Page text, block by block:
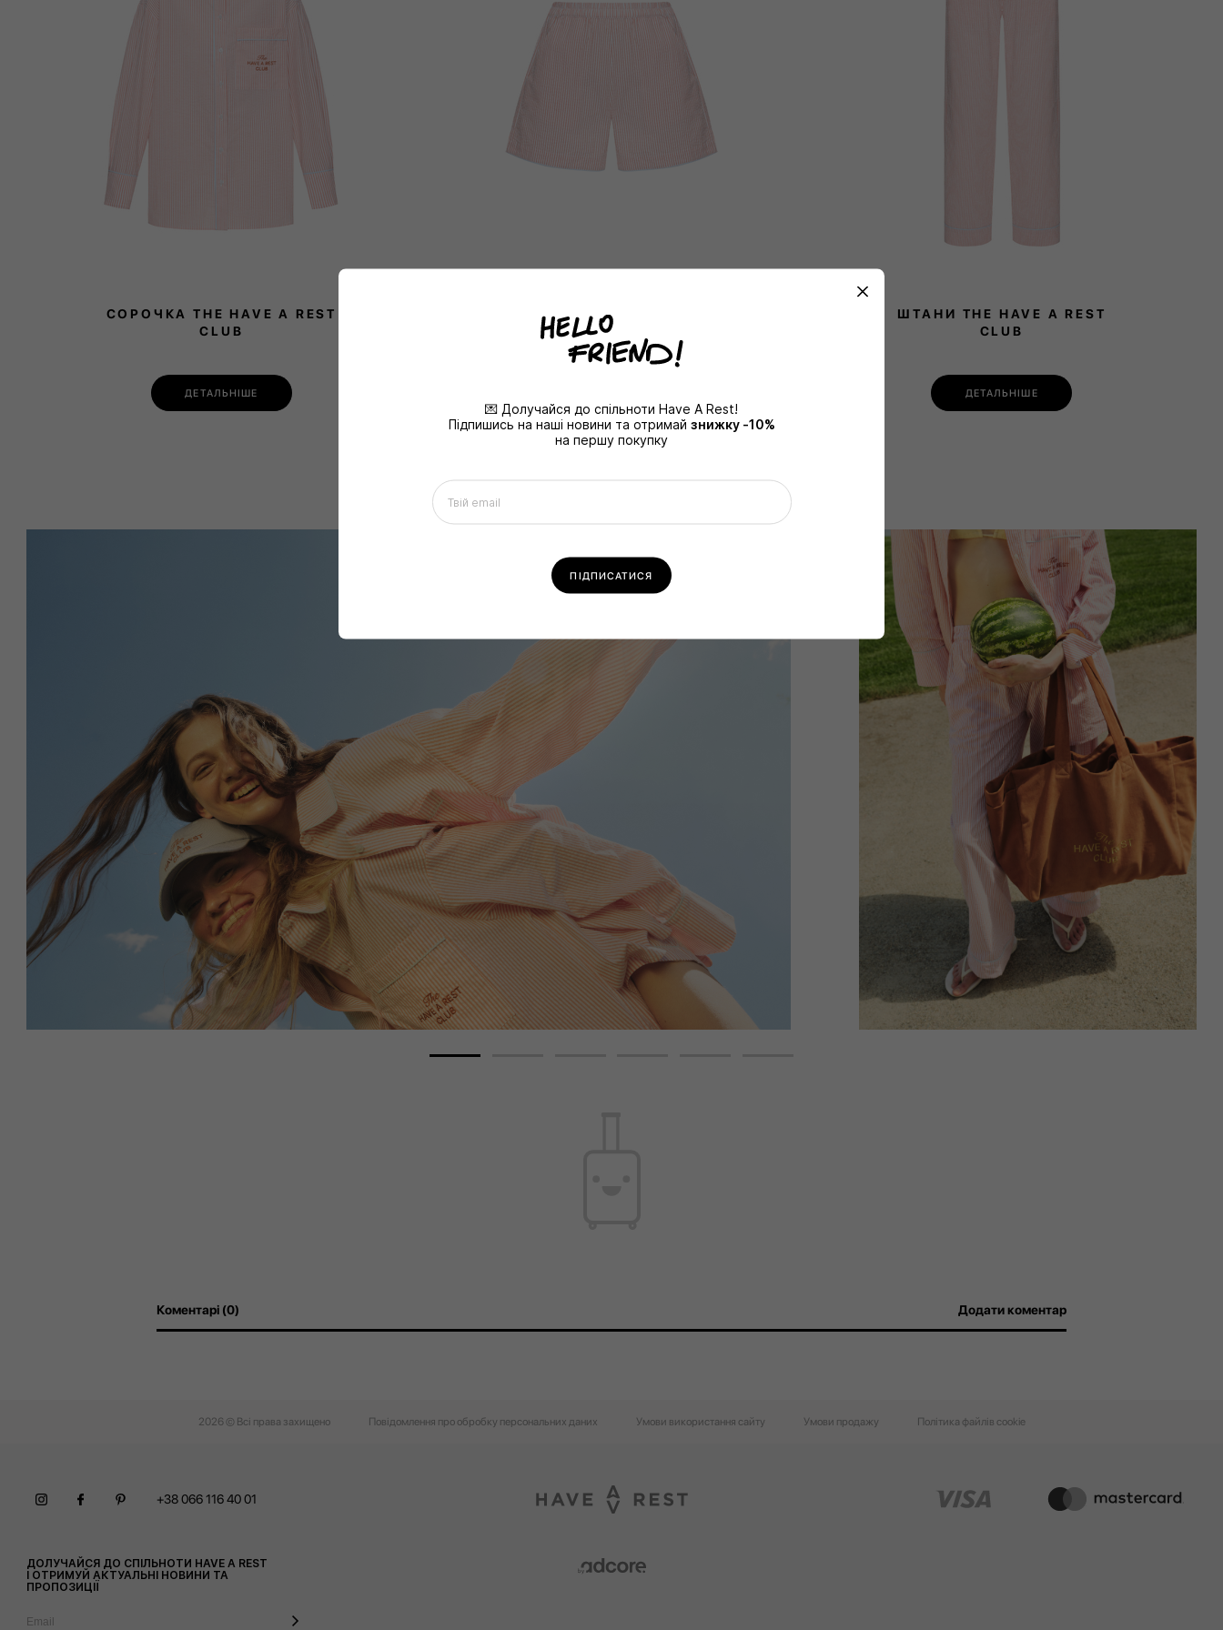
СОРОЧКА THE HAVE A REST
CLUB
ДЕТАЛЬНІШЕ
ШОРТИ THE HAVE A REST
CLUB
ШТАНИ THE HAVE A REST
CLUB
ДЕТАЛЬНІШЕ
Коментарі (0) Додати коментар
2026 © Всі права захищено Повідомлення про обробку персональних даних Умови використання сайту Умови‌ ‌продажу‌ Політика файлів cookie
+38 066 116 40 01
ДОЛУЧАЙСЯ ДО СПІЛЬНОТИ HAVE A REST
І ОТРИМУЙ АКТУАЛЬНІ НОВИНИ ТА
ПРОПОЗИЦІЇ
💌 Долучайся до спільноти Have A Rest!
Підпишись на наші новини та отримай знижку -10%
на першу покупку